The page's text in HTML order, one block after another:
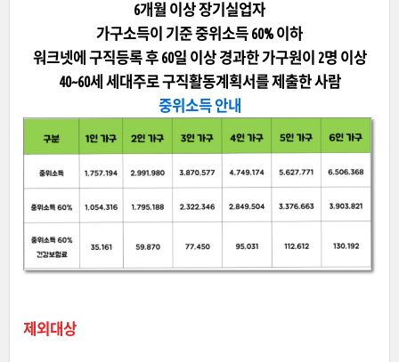
6개월 이상 장기실업자
가구소득이 기준 중위소득 60% 이하
워크넷에 구직등록 후 60일 이상 경과한 가구원이 2명 이상
40~60세 세대주로 구직활동계획서를 제출한 사람
중위소득 안내
제외대상